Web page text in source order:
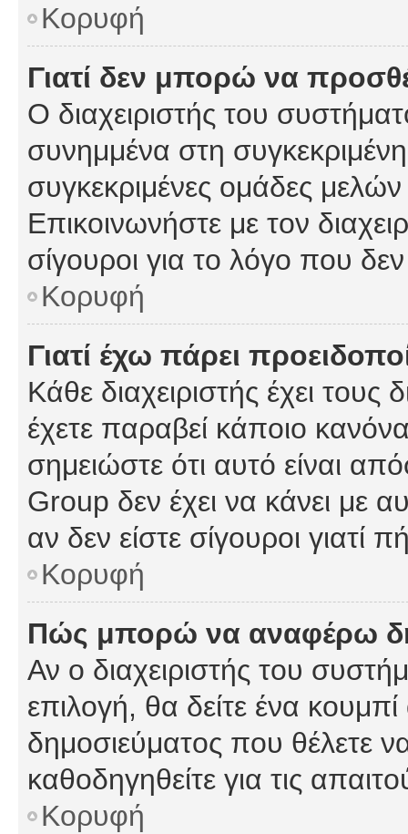
Κορυφή
Γιατί δεν μπορώ να
Ο διαχειριστής του
συνημμένα στη
συγκεκριμένες ομάδες
Επικοινωνήστε με τον
σίγουροι για το λόγο που
Κορυφή
Γιατί έχω πάρει
Κάθε διαχειριστής έχει
έχετε παραβεί κάποιο
σημειώστε ότι αυτό είναι
Group δεν έχει να κάνει με
αν δεν είστε σίγουροι γιατί
Κορυφή
Πώς μπορώ να αναφέρω
Αν ο διαχειριστής του
επιλογή, θα δείτε ένα
δημοσιεύματος που θέλετε
καθοδηγηθείτε για τις
Κορυφή